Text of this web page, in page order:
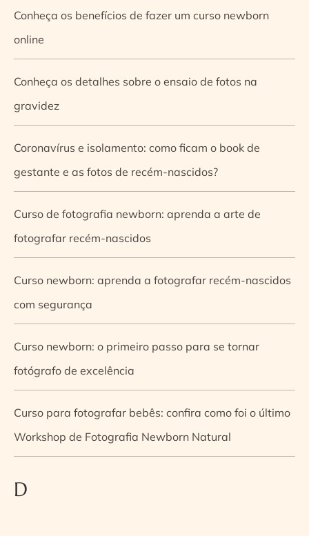
Conheça os benefícios de fazer um curso newborn
online
Conheça os detalhes sobre o ensaio de fotos na
gravidez
Coronavírus e isolamento: como ficam o book de
gestante e as fotos de recém-nascidos?
Curso de fotografia newborn: aprenda a arte de
fotografar recém-nascidos
Curso newborn: aprenda a fotografar recém-nascidos
com segurança
Curso newborn: o primeiro passo para se tornar
fotógrafo de excelência
Curso para fotografar bebês: confira como foi o último
Workshop de Fotografia Newborn Natural
D